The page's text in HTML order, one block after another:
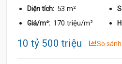
Diện tích: 53 m²
Giá/m²: 170 triệu/m²
10 tỷ 500 triệu So sánh